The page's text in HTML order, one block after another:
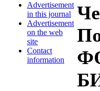
Advertisement
in this journal
Advertisement
on the web
site
Contact
information